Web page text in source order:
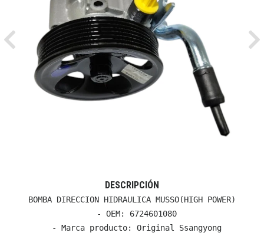
Previous
DESCRIPCIÓN
BOMBA DIRECCION HIDRAULICA MUSSO(HIGH POWER)
  - OEM: 6724601080
  - Marca producto: Original Ssangyong